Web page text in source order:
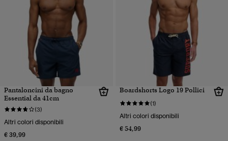
Pantaloncini da bagno
Essential da 41cm
(3)
Altri colori disponibili
€ 39,99
Boardshorts Logo 19 Pollici
(1)
Altri colori disponibili
€ 54,99